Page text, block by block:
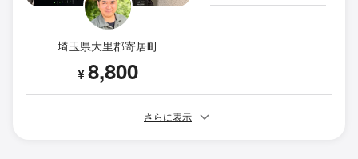
埼玉県大里郡寄居町
¥8,800
さらに表示